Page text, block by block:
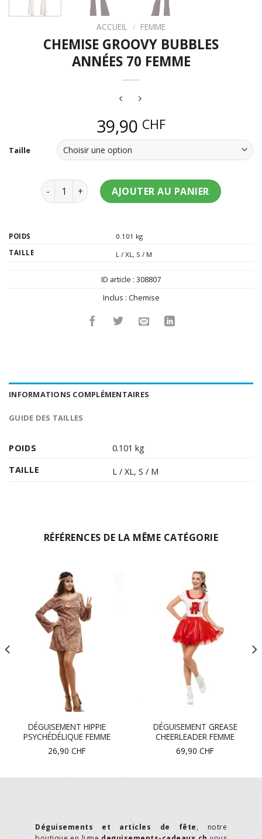
ACCUEIL / FEMME
CHEMISE GROOVY BUBBLES
ANNÉES 70 FEMME
39,90 CHF
Taille
quantité de Chemise groovy bubbles années 70
AJOUTER AU PANIER
POIDS
0.101 kg
TAILLE
L / XL, S / M
ID article : 308807
Inclus : Chemise
INFORMATIONS COMPLÉMENTAIRES
GUIDE DES TAILLES
POIDS
0.101 kg
TAILLE
L / XL ,S / M
RÉFÉRENCES DE LA MÊME CATÉGORIE
DÉGUISEMENT HIPPIE
PSYCHÉDÉLIQUE FEMME
26,90 CHF
DÉGUISEMENT GREASE
CHEERLEADER FEMME
69,90 CHF
Déguisements et articles de fête, notre